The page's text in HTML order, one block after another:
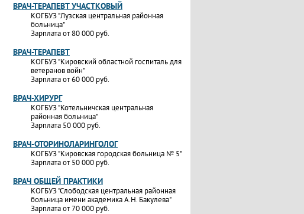
ВРАЧ-ТЕРАПЕВТ УЧАСТКОВЫЙ
КОГБУЗ "Лузская центральная районная
больница"
Зарплата от 80 000 руб.
ВРАЧ-ТЕРАПЕВТ
КОГБУЗ "Кировский областной госпиталь для
ветеранов войн"
Зарплата от 60 000 руб.
ВРАЧ-ХИРУРГ
КОГБУЗ "Котельничская центральная
районная больница"
Зарплата 50 000 руб.
ВРАЧ-ОТОРИНОЛАРИНГОЛОГ
КОГБУЗ "Кировская городская больница № 5"
Зарплата от 50 000 руб.
ВРАЧ ОБЩЕЙ ПРАКТИКИ
КОГБУЗ "Слободская центральная районная
больница имени академика А.Н. Бакулева"
Зарплата от 70 000 руб.